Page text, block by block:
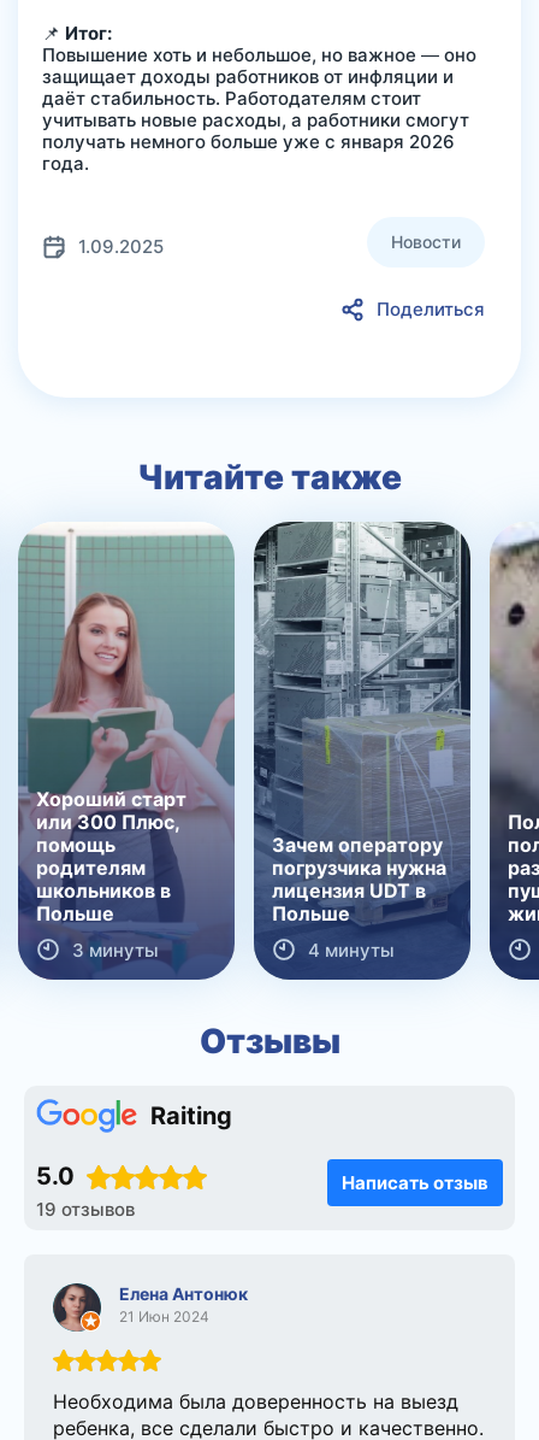
📌 Итог:
Повышение хоть и небольшое, но важное — оно
защищает доходы работников от инфляции и
даёт стабильность. Работодателям стоит
учитывать новые расходы, а работники смогут
получать немного больше уже с января 2026
года.
1.09.2025 Новости
Поделиться
Читайте также
Хороший старт
или 300 Плюс,
помощь
родителям
школьников в
Польше
3 минуты
Зачем оператору
погрузчика нужна
лицензия UDT в
Польше
4 минуты
Отзывы
Raiting
5.0
19 отзывов
Написать отзыв
Елена Антонюк
21 Июн 2024
Необходима была доверенность на выезд
ребенка, все сделали быстро и качественно.